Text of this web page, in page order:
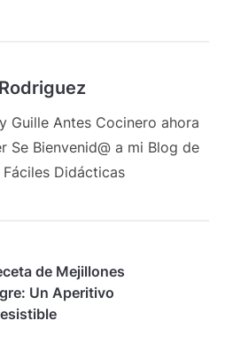
Guille Antes Cocinero ahora
Se Bienvenid@ a mi Blog de
Fáciles Didácticas
de Mejillones
Un Aperitivo